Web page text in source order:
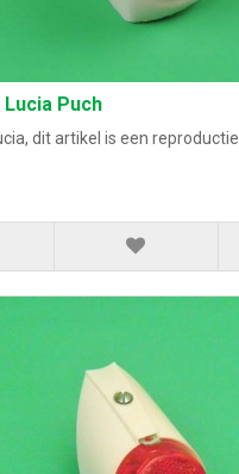
Puch
dit artikel is een reproductie